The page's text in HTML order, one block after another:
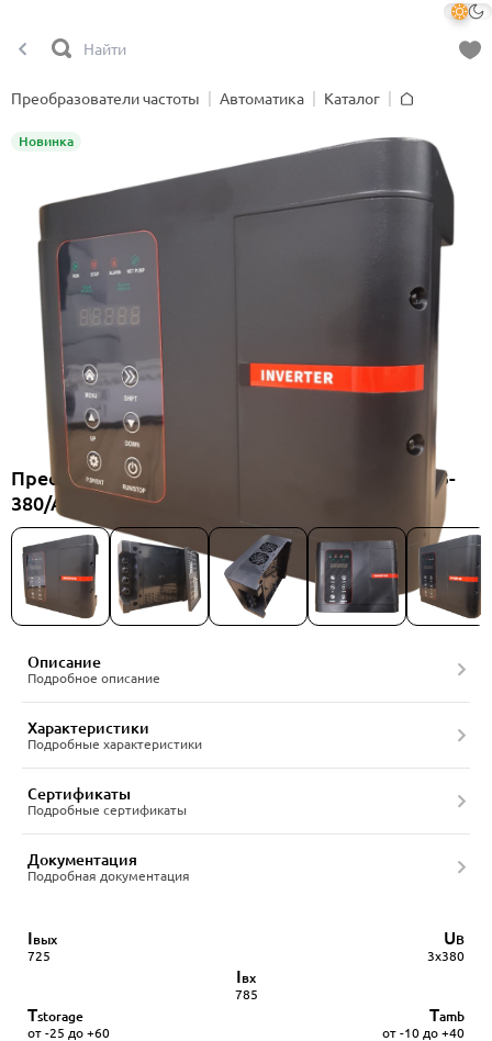
Преобразователи частоты Автоматика
Каталог
Преобразователь частоты Onimiq CUF 4000-B-
380/A-E, артикул 23954989
Новинка
Описание
Подробное описание
Характеристики
Подробные характеристики
Сертификаты
Подробные сертификаты
Документация
Подробная документация
Iвых
725
UВ
3x380
Tstorage
от -25 до +60
Tamb
от -10 до +40
Iвх
785